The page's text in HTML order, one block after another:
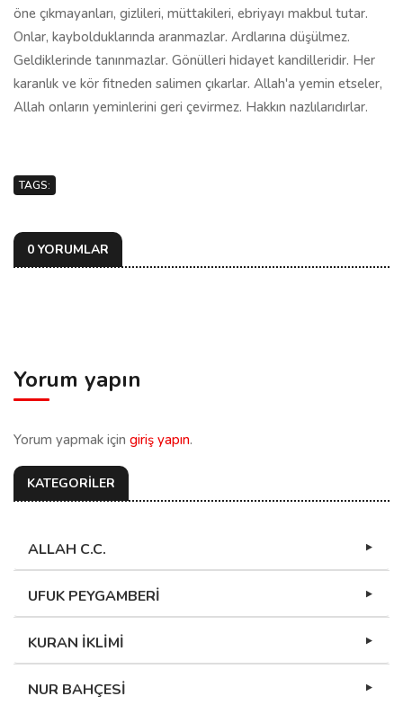
öne çıkmayanları, gizlileri, müttakileri, ebriyayı makbul tutar.
Onlar, kaybolduklarında aranmazlar. Ardlarına düşülmez.
Geldiklerinde tanınmazlar. Gönülleri hidayet kandilleridir. Her
karanlık ve kör fitneden salimen çıkarlar. Allah'a yemin etseler,
Allah onların yeminlerini geri çevirmez. Hakkın nazlılarıdırlar.
TAGS:
0 YORUMLAR
Yorum yapın
Yorum yapmak için giriş yapın.
KATEGORİLER
ALLAH C.C.
UFUK PEYGAMBERİ
KURAN İKLİMİ
NUR BAHÇESİ